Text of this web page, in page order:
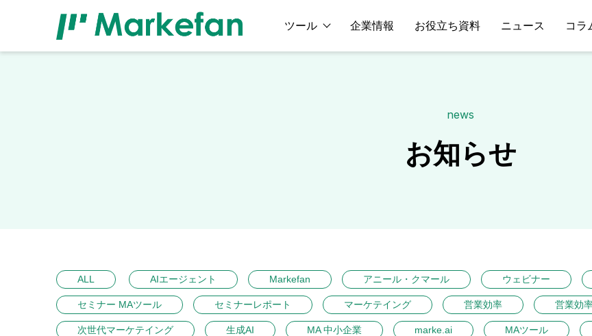
ツール 企業情報 お役立ち資料 ニュース コラ
news
お知らせ
ALL AIエージェント Markefan アニール・クマール ウェビナー
セミナー MAツール セミナーレポート マーケテイング 営業効率 営業効
次世代マーケテイング 生成AI MA 中小企業 marke.ai MAツール